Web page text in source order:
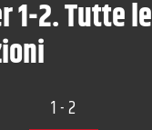
1-2. Tutte le
1-2